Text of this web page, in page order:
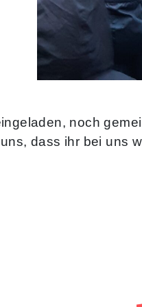
noch
dass ihr bei uns